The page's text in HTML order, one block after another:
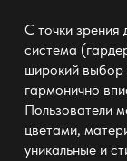
С точки зрения
система (
широкий выбор
гармонично
Пользователи
цветами,
уникальные и